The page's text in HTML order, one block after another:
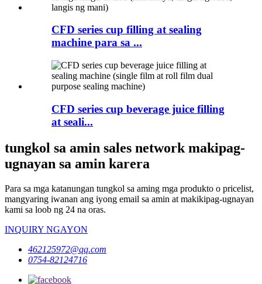
CFD series cup filling at sealing
machine para sa ...
CFD series cup beverage juice filling
at seali...
tungkol sa amin sales network makipag-
ugnayan sa amin karera
Para sa mga katanungan tungkol sa aming mga produkto o pricelist,
mangyaring iwanan ang iyong email sa amin at makikipag-ugnayan
kami sa loob ng 24 na oras.
INQUIRY NGAYON
462125972@qq.com
0754-82124716